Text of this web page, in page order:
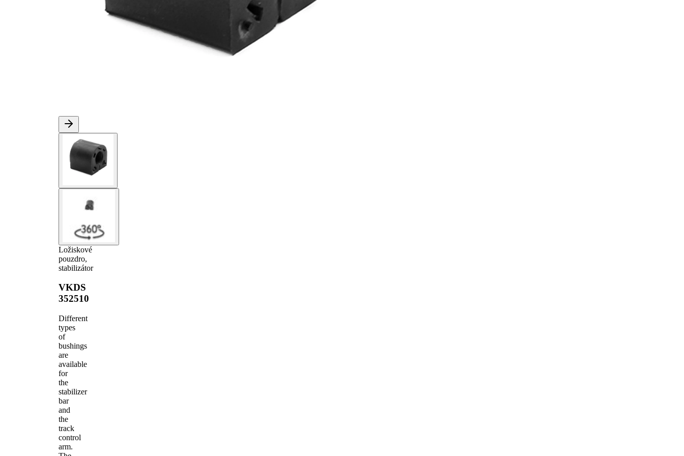
Ložiskové
pouzdro,
stabilizátor
VKDS
352510
Different
types
of
bushings
are
available
for
the
stabilizer
bar
and
the
track
control
arm.